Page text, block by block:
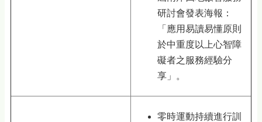
研討會發表海報：
「應用易讀易懂原則
於中重度以上心智障
礙者之服務經驗分
享」。
零時運動持續進行訓